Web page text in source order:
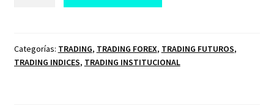
CONRADO
VILLAGRA
Categorías: TRADING, TRADING FOREX, TRADING FUTUROS,
TRADING INDICES, TRADING INSTITUCIONAL